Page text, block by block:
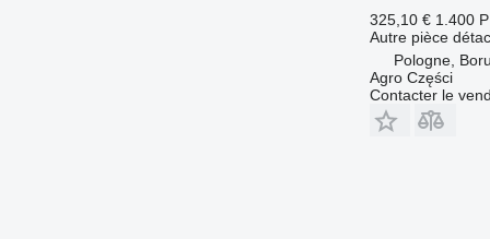
325,10 € 1.400
Autre pièce
Pologne,
Agro Części
Contacter le